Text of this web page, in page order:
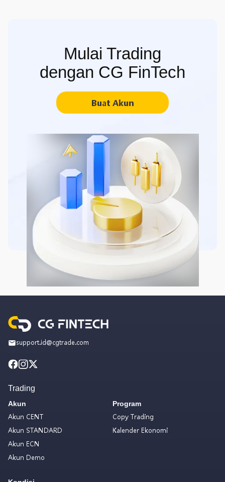
Mulai Trading
dengan CG FinTech
Buat Akun
support.id@cgtrade.com
Trading
Akun
Akun CENT
Akun STANDARD
Akun ECN
Akun Demo
Program
Copy Trading
Kalender Ekonomi